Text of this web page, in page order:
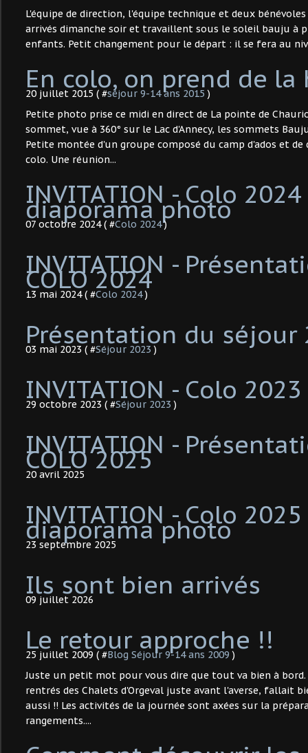
L'équipe de direction, l'équipe technique et deux
arrivés dimanche soir et travaillent sous le soleil bauju à
enfants. Petit changement pour le départ : il se fera au
En colo, on prend de
20 juillet 2015 ( #séjour 9-14 ans 2015 )
Petite photo prise ce midi en direct de La pointe de
sommet, vue à 360° sur le Lac d'Annecy, les sommets
Petite montée d'un groupe composé du camp d'ados et
colo. Une réunion...
INVITATION - Colo 2024
diaporama photo
07 octobre 2024 ( #Colo 2024)
INVITATION -
COLO 2024
13 mai 2024 ( #Colo 2024)
Présentation du séjour
03 mai 2023 ( #Séjour 2023 )
INVITATION - Colo 2023
29 octobre 2023 ( #Séjour 2023 )
INVITATION -
COLO 2025
20 avril 2025
INVITATION - Colo 2025
diaporama photo
23 septembre 2025
Ils sont bien arrivés
09 juillet 2026
Le retour approche !!
25 juillet 2009 ( #Blog Séjour 9-14 ans 2009 )
Juste un petit mot pour vous dire que tout va bien à bord.
rentrés des Chalets d'Orgeval juste avant l'averse, fallait
aussi !! Les activités de la journée sont axées sur la
rangements....